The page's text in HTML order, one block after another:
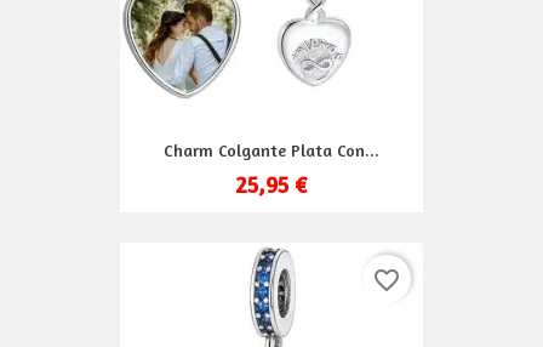
Charm Colgante Plata Con...
25,95 €
favorite_border